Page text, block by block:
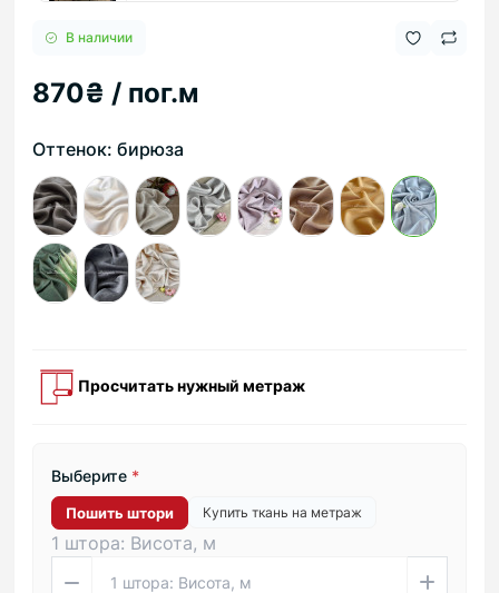
В наличии
870₴ / пог.м
Оттенок: бирюза
Просчитать нужный метраж
Выберите *
Пошить штори Купить ткань на метраж
1 штора: Висота, м